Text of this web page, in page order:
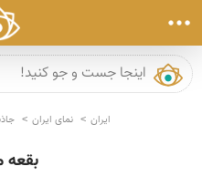
ایران نمای ایران
بقعه